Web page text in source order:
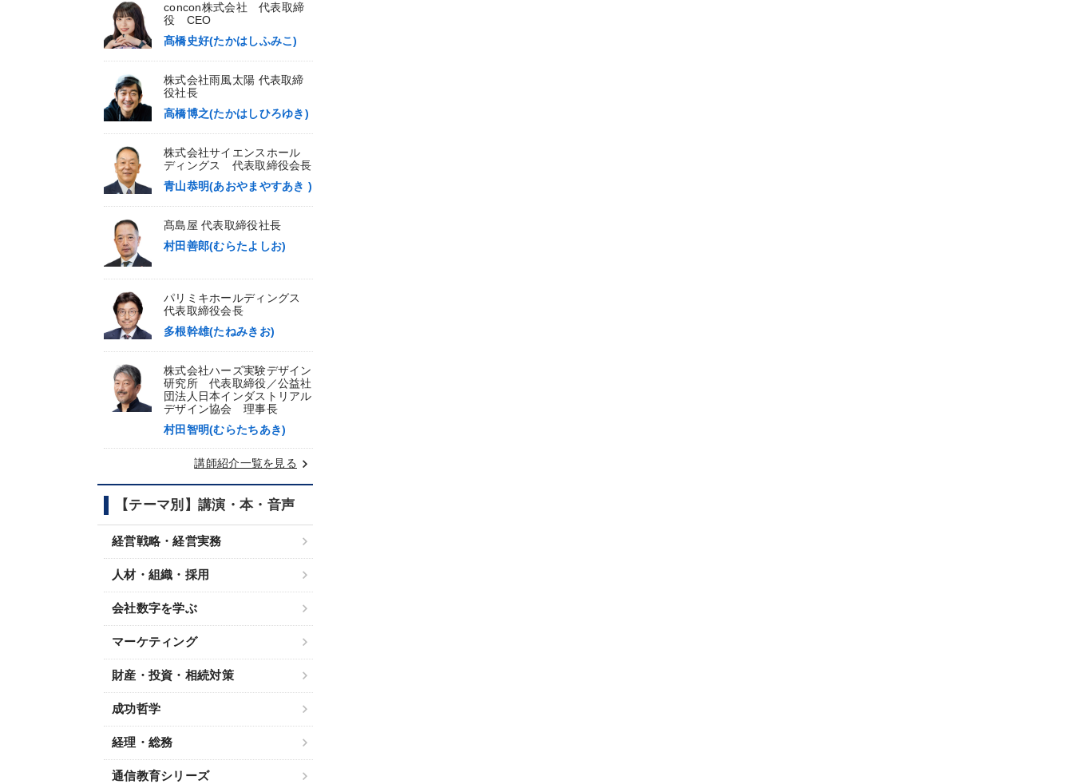
concon株式会社 代表取締
役 CEO
髙橋史好(たかはしふみこ)
株式会社雨風太陽 代表取締
役社長
高橋博之(たかはしひろゆき)
株式会社サイエンスホール
ディングス 代表取締役会長
青山恭明(あおやまやすあき )
髙島屋 代表取締役社長
村田善郎(むらたよしお)
パリミキホールディングス
代表取締役会長
多根幹雄(たねみきお)
株式会社ハーズ実験デザイン
研究所 代表取締役／公益社
団法人日本インダストリアル
デザイン協会 理事長
村田智明(むらたちあき)
講師紹介一覧を見る keyboard_arrow_right
【テーマ別】講演・本・音声
経営戦略・経営実務
人材・組織・採用
会社数字を学ぶ
マーケティング
財産・投資・相続対策
成功哲学
経理・総務
通信教育シリーズ